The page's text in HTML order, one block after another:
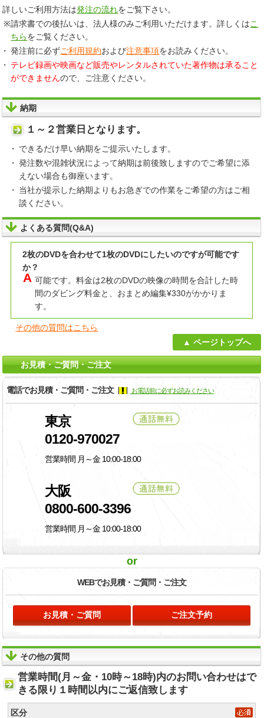
詳しいご利用方法は発注の流れをご覧下さい。
請求書での後払いは、法人様のみご利用いただけます。詳しくはこ
ちらをご覧ください。
発注前に必ずご利用規約および注意事項をお読みください。
テレビ録画や映画など販売やレンタルされていた著作物は承ること
ができませんので、ご注意ください。
納期
１～２営業日となります。
できるだけ早い納期をご提示いたします。
発注数や混雑状況によって納期は前後致しますのでご希望に添
えない場合も御座います。
当社が提示した納期よりもお急ぎでの作業をご希望の方はご相
談ください。
よくある質問(Q&A)
2枚のDVDを合わせて1枚のDVDにしたいのですが可能です
か？
可能です。料金は2枚のDVDの映像の時間を合計した時
間のダビング料金と、おまとめ編集¥330がかかりま
す。
その他の質問はこちら
ページトップへ
お見積・ご質問・ご注文
電話でお見積・ご質問・ご注文 お電話前に必ずお読みください
東京
0120-970027
営業時間 月～金 10:00-18:00
大阪
0800-600-3396
営業時間 月～金 10:00-18:00
or
WEBでお見積・ ご質問・ご注文
お見積・ご質問 ご注文予約
その他の質問
営業時間(月～金・10時～18時)内のお問い合わせはで
きる限り１時間以内にご返信致します
区分